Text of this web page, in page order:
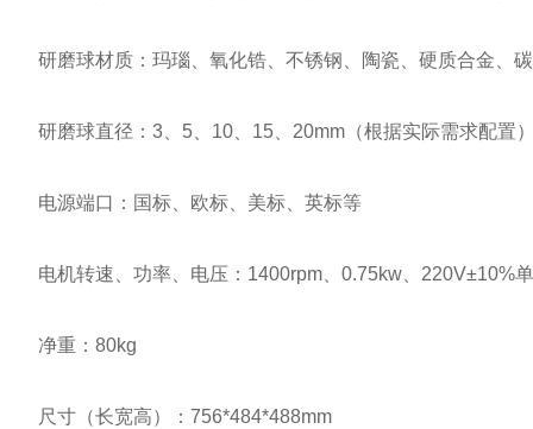
研磨球材质：玛瑙、氧化锆、不锈钢、陶瓷、硬质合金、
研磨球直径：3、5、10、15、20mm（根据实际需求配置
电源端口：国标、欧标、美标、英标等
电机转速、功率、电压：1400rpm、0.75kw、220V±10%
净重：80kg
尺寸（长宽高）：756*484*488mm